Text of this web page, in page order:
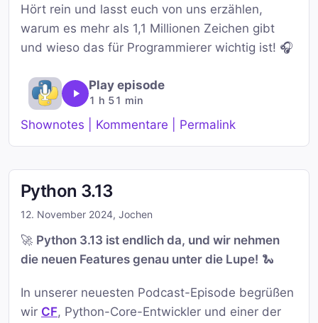
Hört rein und lasst euch von uns erzählen,
warum es mehr als 1,1 Millionen Zeichen gibt
und wieso das für Programmierer wichtig ist! 🎧
Play episode
1 h 51 min
Shownotes | Kommentare | Permalink
Python 3.13
12. November 2024, Jochen
🚀 Python 3.13 ist endlich da, und wir nehmen
die neuen Features genau unter die Lupe! 🐍
In unserer neuesten Podcast-Episode begrüßen
wir CF, Python-Core-Entwickler und einer der